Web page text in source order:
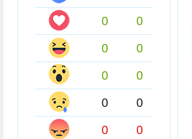
0
0
0
0
0
0
0
0
0
0